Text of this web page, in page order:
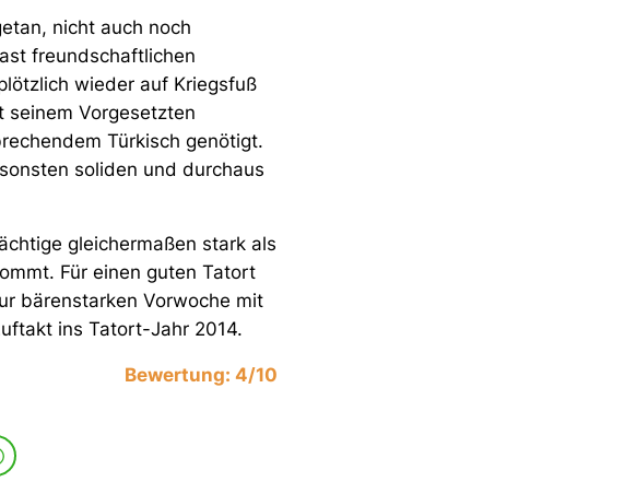
nicht auch noch
freundschaftlichen
wieder auf Kriegsfuß
seinem Vorgesetzten
Türkisch genötigt.
soliden und durchaus
gleichermaßen stark als
Für einen guten Tatort
bärenstarken Vorwoche mit
ins Tatort-Jahr 2014.
Bewertung: 4/10